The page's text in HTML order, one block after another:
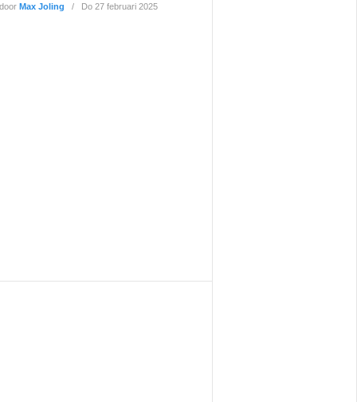
doorMax Joling Do 27 februari 2025